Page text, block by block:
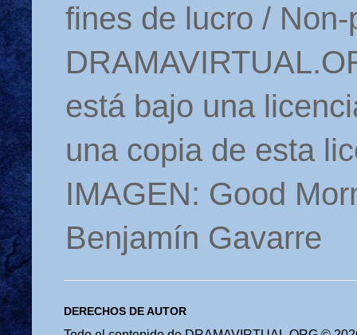
fines de lucro /
está bajo una
una copia de esta
IMAGEN: Good
Benjamín Gavarre
DERECHOS DE AUTOR